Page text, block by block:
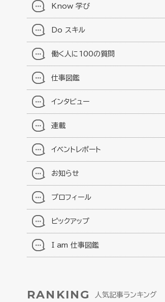
Know 学び
Do スキル
働く人に100の質問
仕事図鑑
インタビュー
連載
イベントレポート
お知らせ
プロフィール
ピックアップ
I am 仕事図鑑
RANKING 人気記事ランキング